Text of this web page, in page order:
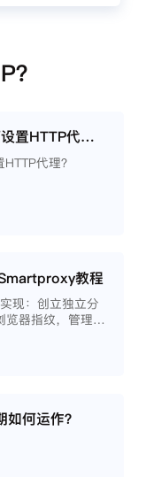
Win10丨搜狗浏览器如何设置HTTP代理？
代理？
教程
现：创立独立分
览器指纹，管理多
何运作？